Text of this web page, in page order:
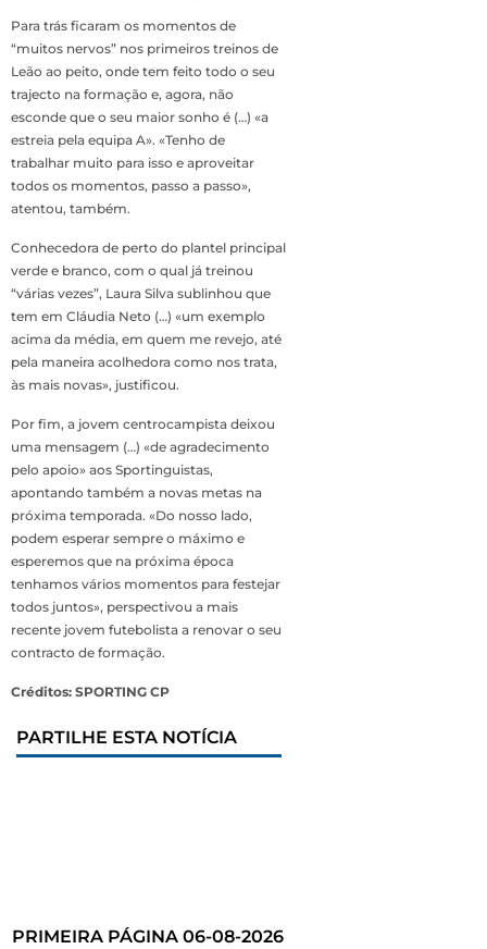
Para trás ficaram os momentos de
“muitos nervos” nos primeiros treinos de
Leão ao peito, onde tem feito todo o seu
trajecto na formação e, agora, não
esconde que o seu maior sonho é (…) «a
estreia pela equipa A». «Tenho de
trabalhar muito para isso e aproveitar
todos os momentos, passo a passo»,
atentou, também.
Conhecedora de perto do plantel principal
verde e branco, com o qual já treinou
“várias vezes”, Laura Silva sublinhou que
tem em Cláudia Neto (…) «um exemplo
acima da média, em quem me revejo, até
pela maneira acolhedora como nos trata,
às mais novas», justificou.
Por fim, a jovem centrocampista deixou
uma mensagem (…) «de agradecimento
pelo apoio» aos Sportinguistas,
apontando também a novas metas na
próxima temporada. «Do nosso lado,
podem esperar sempre o máximo e
esperemos que na próxima época
tenhamos vários momentos para festejar
todos juntos», perspectivou a mais
recente jovem futebolista a renovar o seu
contracto de formação.
Créditos: SPORTING CP
PARTILHE ESTA NOTÍCIA
PRIMEIRA PÁGINA 06-08-2026